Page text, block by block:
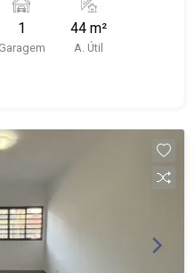
de serviço; - quintal
vaga de garagem. -
e aconchegante.
1
Garagem
44 m²
A. Útil